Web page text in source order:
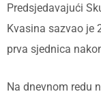
Predsjedavajući
Kvasina sazvao je
prva sjednica
Na dnevnom redu